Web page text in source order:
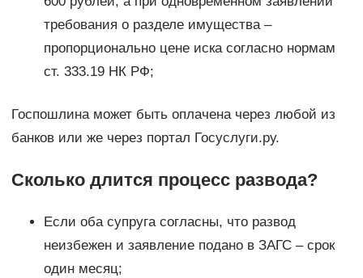
требования о разделе имущества –
пропорционально цене иска согласно нормам
ст. 333.19 НК РФ;
Госпошлина может быть оплачена через любой из
банков или же через портал Госуслуги.ру.
Сколько длится процесс развода?
Если оба супруга согласны, что развод
неизбежен и заявление подано в ЗАГС – срок
один месяц;